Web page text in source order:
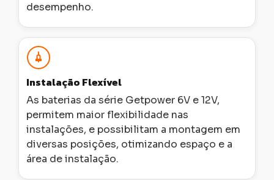
desempenho.
Instalação Flexível
As baterias da série Getpower 6V e 12V,
permitem maior flexibilidade nas
instalações, e possibilitam a montagem em
diversas posições, otimizando espaço e a
área de instalação.